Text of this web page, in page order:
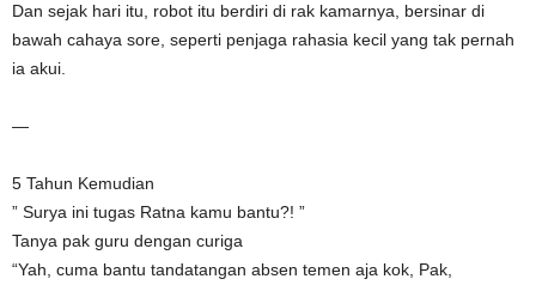
Dan sejak hari itu, robot itu berdiri di rak kamarnya, bersinar di
bawah cahaya sore, seperti penjaga rahasia kecil yang tak pernah
ia akui.
—
5 Tahun Kemudian
” Surya ini tugas Ratna kamu bantu?! ”
Tanya pak guru dengan curiga
“Yah, cuma bantu tandatangan absen temen aja kok, Pak,